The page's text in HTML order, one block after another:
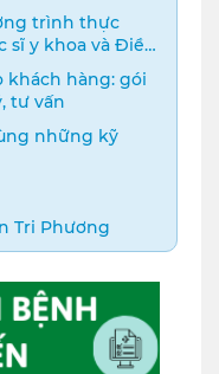
trình thực
sĩ y khoa và Điều
khách hàng: gói
tư vấn
những kỹ
Tri Phương